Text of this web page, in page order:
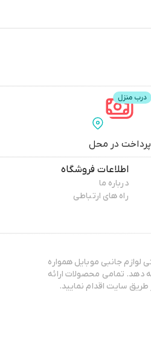
پرداخت در محل
اطلاعات فروشگاه
درباره ما
راه های ارتباطی
مجموعه جانبی کلاسیک با بیش از سابقه 5 سال فعالیت در زمینه فروش اینترنتی لوازم جانبی موبایل همواره
سعی بر آن داشته تا بهترین محصولات را با بالاترین کیفیت به مشتریان خود ارائه دهد. تمامی محصولات ارائه